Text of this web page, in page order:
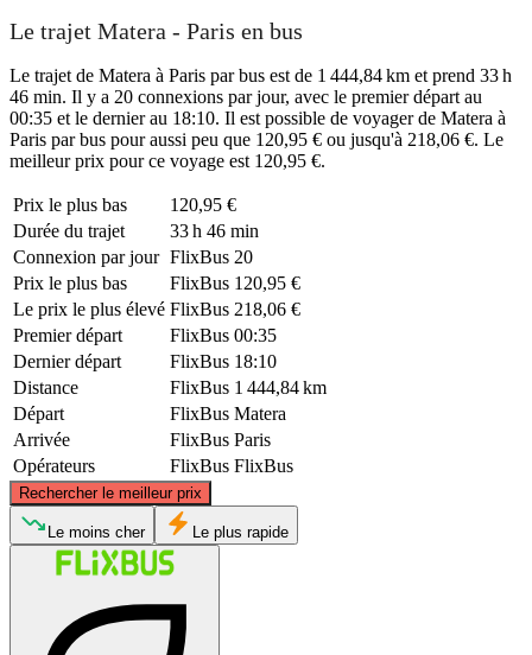
Le trajet Matera - Paris en bus
Le trajet de Matera à Paris par bus est de 1 444,84 km et prend 33 h
46 min. Il y a 20 connexions par jour, avec le premier départ au
00:35 et le dernier au 18:10. Il est possible de voyager de Matera à
Paris par bus pour aussi peu que 120,95 € ou jusqu'à 218,06 €. Le
meilleur prix pour ce voyage est 120,95 €.
Prix ​​le plus bas
120,95 €
Durée du trajet
33 h 46 min
Connexion par jour FlixBus 20
Prix ​​le plus bas
FlixBus 120,95 €
Le prix le plus élevé FlixBus 218,06 €
Premier départ
FlixBus 00:35
Dernier départ
FlixBus 18:10
Distance
FlixBus 1 444,84 km
Départ
FlixBus Matera
Arrivée
FlixBus Paris
Opérateurs
FlixBus FlixBus
Rechercher le meilleur prix
Paris
©CARTO
Le moins cher Le plus rapide